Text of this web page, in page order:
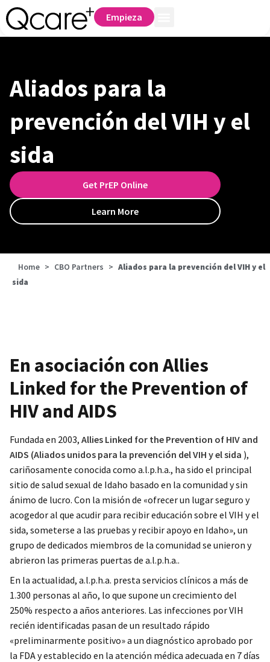
Empieza
Aliados para la
prevención del VIH y el
sida
Get PrEP Online
Learn More
Home > CBO Partners > Aliados para la prevención del VIH y el
sida
En asociación con Allies
Linked for the Prevention of
HIV and AIDS
Fundada en 2003, Allies Linked for the Prevention of HIV and
AIDS (Aliados unidos para la prevención del VIH y el sida ),
cariñosamente conocida como a.l.p.h.a., ha sido el principal
sitio de salud sexual de Idaho basado en la comunidad y sin
ánimo de lucro. Con la misión de «ofrecer un lugar seguro y
acogedor al que acudir para recibir educación sobre el VIH y el
sida, someterse a las pruebas y recibir apoyo en Idaho», un
grupo de dedicados miembros de la comunidad se unieron y
abrieron las primeras puertas de a.l.p.h.a..
En la actualidad, a.l.p.h.a. presta servicios clínicos a más de
1.300 personas al año, lo que supone un crecimiento del
250% respecto a años anteriores. Las infecciones por VIH
recién identificadas pasan de un resultado rápido
«preliminarmente positivo» a un diagnóstico aprobado por
la FDA y establecido en la atención médica adecuada en 7 días